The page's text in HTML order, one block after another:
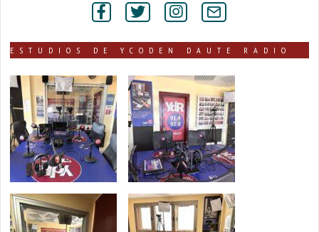
ESTUDIOS DE YCODEN DAUTE RADIO